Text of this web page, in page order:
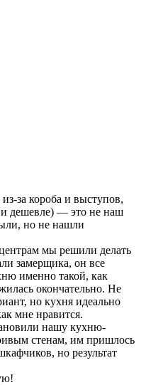
за короба и выступов,
и дешевле) — это не наш
но не нашли
мы решили делать
замерщика, он все
именно такой, как
окончательно. Не
но кухня идеально
мне нравится.
нашу кухню-
стенам, им пришлось
но результат